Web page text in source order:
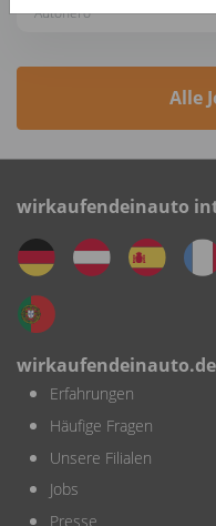
Autohero
Alle
wirkaufendeinauto
wirkaufendeinauto.de
Erfahrungen
Häufige Fragen
Unsere Filialen
Jobs
Presse